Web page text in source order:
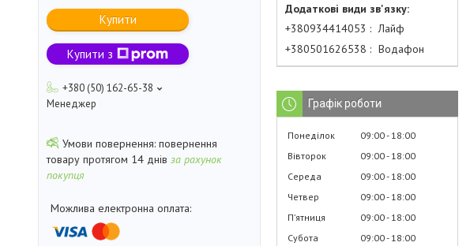
Купити
Купити з
+380 (50) 162-65-38
Менеджер
повернення
товару протягом 14 днів за рахунок
покупця
+380934414053
Лайф
+380501626538
Водафон
Графік роботи
Понеділок 09:00 18:00
Вівторок
09:00 18:00
Середа
09:00 18:00
Четвер
09:00 18:00
Пʼятниця
09:00 18:00
Субота
09:00 18:00